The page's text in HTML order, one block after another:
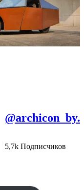
@archicon_by.
5,7k Подписчиков